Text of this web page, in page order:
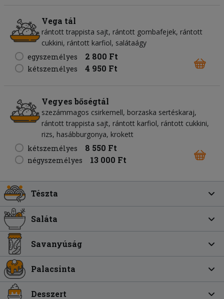
Vega tál
rántott trappista sajt, rántott gombafejek, rántott
cukkini, rántott karfiol, salátaágy
egyszemélyes
2 800 Ft
kétszemélyes 4 950 Ft
Vegyes bőségtál
szezámmagos csirkemell, borzaska sertéskaraj,
rántott trappista sajt, rántott karfiol, rántott cukkini,
rizs, hasábburgonya, krokett
kétszemélyes
8 550 Ft
négyszemélyes 13 000 Ft
Tészta
Saláta
Savanyúság
Palacsinta
Desszert